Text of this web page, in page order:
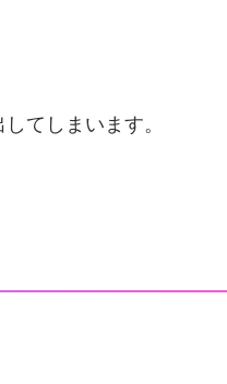
てしまいます。